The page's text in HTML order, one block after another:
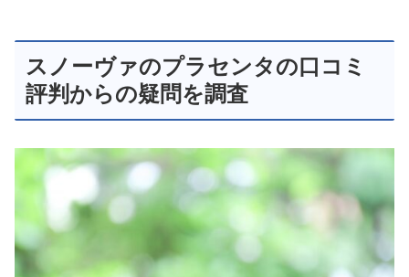
スノーヴァのプラセンタの口コミ
評判からの疑問を調査